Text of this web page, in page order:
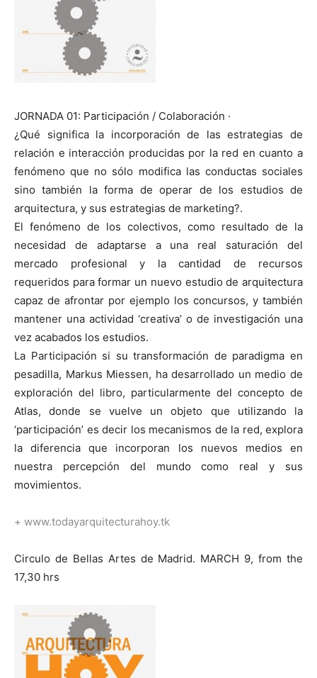
JORNADA 01: Participación / Colaboración ·
¿Qué significa la incorporación de las estrategias de
relación e interacción producidas por la red en cuanto a
fenómeno que no sólo modifica las conductas sociales
sino también la forma de operar de los estudios de
arquitectura, y sus estrategias de marketing?.
El fenómeno de los colectivos, como resultado de la
necesidad de adaptarse a una real saturación del
mercado profesional y la cantidad de recursos
requeridos para formar un nuevo estudio de arquitectura
capaz de afrontar por ejemplo los concursos, y también
mantener una actividad ‘creativa’ o de investigación una
vez acabados los estudios.
La Participación si su transformación de paradigma en
pesadilla, Markus Miessen, ha desarrollado un medio de
exploración del libro, particularmente del concepto de
Atlas, donde se vuelve un objeto que utilizando la
‘participación’ es decir los mecanismos de la red, explora
la diferencia que incorporan los nuevos medios en
nuestra percepción del mundo como real y sus
movimientos.
+ www.todayarquitecturahoy.tk
Circulo de Bellas Artes de Madrid. MARCH 9, from the
17,30 hrs